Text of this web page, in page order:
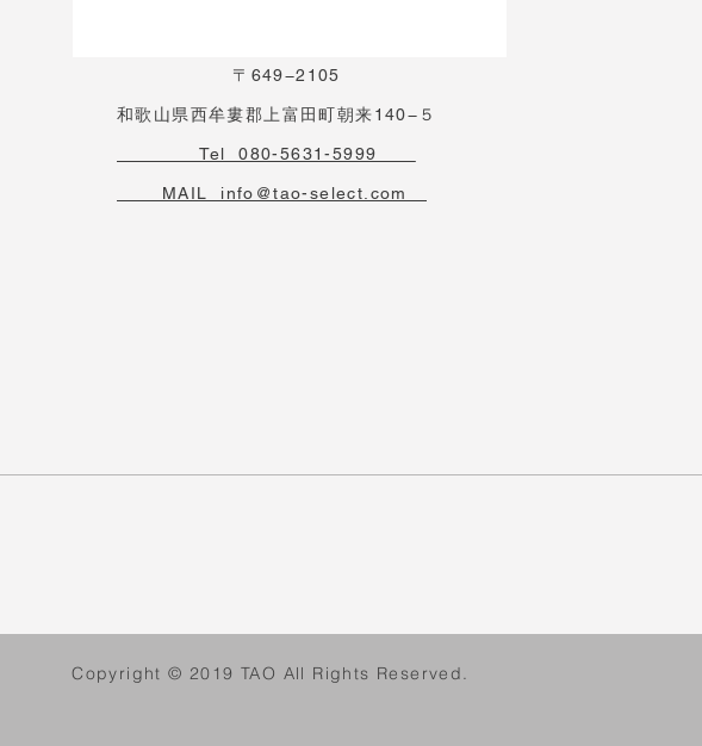
〒649−2105
和歌山県西牟婁郡上富田町朝来140−５
Tel 080-5631-5999
MAIL info@tao-select.com
Copyright © 2019 TAO All Rights Reserved.